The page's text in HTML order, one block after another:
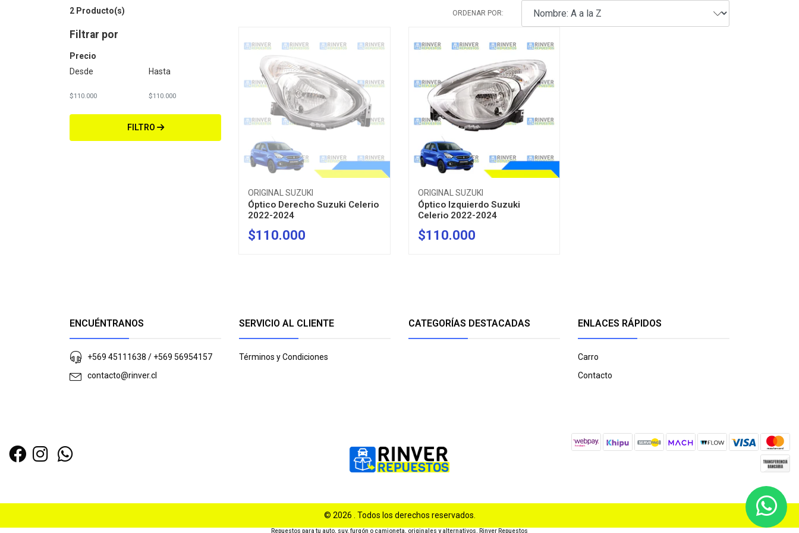
2 Producto(s) ORDENAR POR:
Filtrar por
Precio
Desde
Hasta
FILTRO
ORIGINAL SUZUKI
Óptico Derecho Suzuki Celerio
2022-2024
AGOTADO
$110.000
ORIGINAL SUZUKI
Óptico Izquierdo Suzuki
Celerio 2022-2024
-
$110.000
ENCUÉNTRANOS
+569 45111638 / +569 56954157
contacto@rinver.cl
SERVICIO AL CLIENTE
Términos y Condiciones
CATEGORÍAS DESTACADAS ENLACES RÁPIDOS
Carro
Contacto
© 2026 . Todos los derechos reservados.
Repuestos para tu auto, suv, furgón o camioneta, originales y alternativos. Rinver Repuestos